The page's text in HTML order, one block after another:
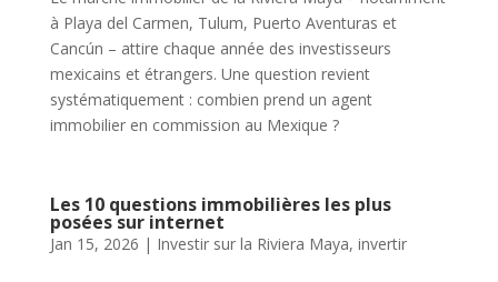
à Playa del Carmen, Tulum, Puerto Aventuras et
Cancún – attire chaque année des investisseurs
mexicains et étrangers. Une question revient
systématiquement : combien prend un agent
immobilier en commission au Mexique ?
Les 10 questions immobilières les plus
posées sur internet
Jan 15, 2026 | Investir sur la Riviera Maya, invertir